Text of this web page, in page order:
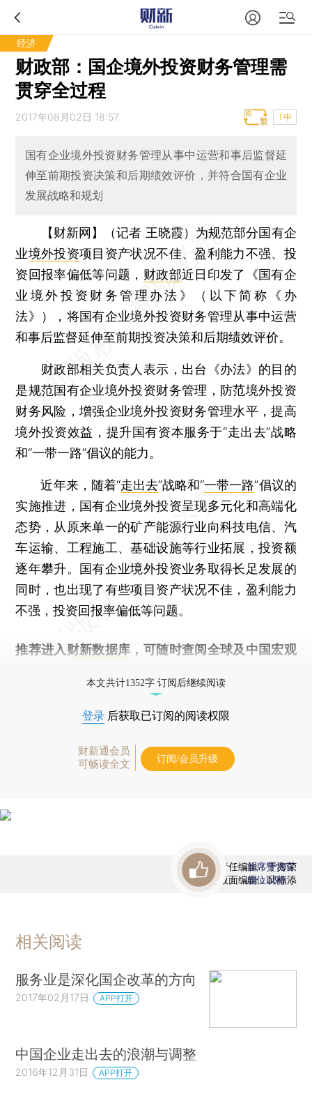
经济
财政部：国企境外投资财务管理需
贯穿全过程
2017年08月02日 18:57 T中
国有企业境外投资财务管理从事中运营和事后监督延
伸至前期投资决策和后期绩效评价，并符合国有企业
发展战略和规划
【财新网】（记者 王晓霞） 为规范部分国有企
业境外投资项目资产状况不佳、盈利能力不强、投
资回报率偏低等问题， 财政部近日印发了《国有企
业境外投资财务管理办法》（以下简称《办
法》），将国有企业境外投资财务管理从事中运营
和事后监督延伸至前期投资决策和后期绩效评价。
财政部相关负责人表示，出台《办法》的目的
是规范国有企业境外投资财务管理，防范境外投资
财务风险，增强企业境外投资财务管理水平，提高
境外投资效益，提升国有资本服务于“走出去”战略
和“一带一路”倡议的能力。
近年来，随着“走出去”战略和“一带一路”倡议的
实施推进，国有企业境外投资呈现多元化和高端化
态势，从原来单一的矿产能源行业向科技电信、汽
车运输、工程施工、基础设施等行业拓展，投资额
逐年攀升。国有企业境外投资业务取得长足发展的
同时，也出现了有些项目资产状况不佳，盈利能力
不强，投资回报率偏低等问题。
推荐进入 财新数据库 ，可随时查阅全球及中国宏观
本文共计1352字 订阅后继续阅读
登录 后获取已订阅的阅读权限
财新通会员
可畅读全文
订阅/会员升级
责任编辑：于海荣
版面编辑：邱楠添
首席赞赏官
虚位以待
相关阅读
服务业是深化国企改革的方向
2017年02月17日 APP打开
中国企业走出去的浪潮与调整
2016年12月31日 APP打开